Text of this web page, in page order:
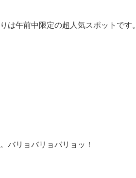
は午前中限定の超人気スポットです。
バリョバリョバリョッ！